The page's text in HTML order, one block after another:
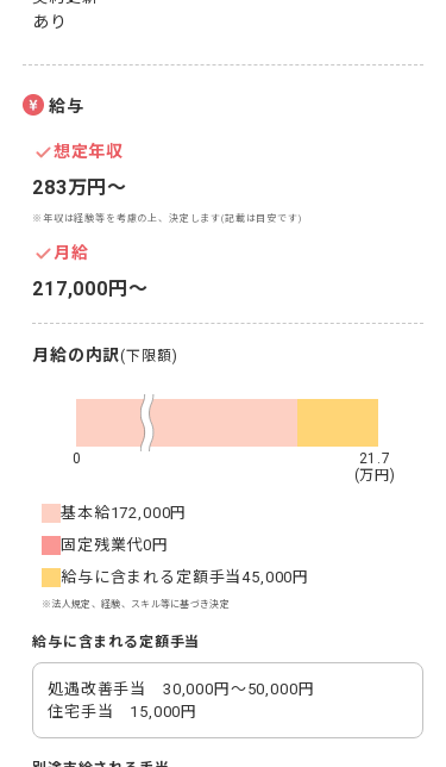
あり
給与
想定年収
283万円〜
※年収は経験等を考慮の上、決定します(記載は目安です)
月給
217,000円〜
月給の内訳 (下限額)
0
21.7
(万円)
基本給172,000円
固定残業代0円
給与に含まれる定額手当45,000円
※法人規定、経験、スキル等に基づき決定
給与に含まれる定額手当
処遇改善手当　30,000円～50,000円
住宅手当　15,000円